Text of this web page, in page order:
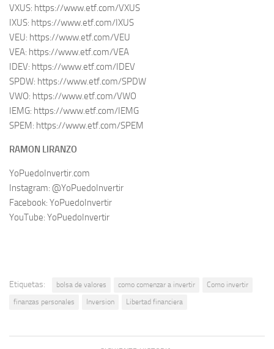
VXUS: https://www.etf.com/VXUS
IXUS: https://www.etf.com/IXUS
VEU: https://www.etf.com/VEU
VEA: https://www.etf.com/VEA
IDEV: https://www.etf.com/IDEV
SPDW: https://www.etf.com/SPDW
VWO: https://www.etf.com/VWO
IEMG: https://www.etf.com/IEMG
SPEM: https://www.etf.com/SPEM
RAMON LIRANZO
YoPuedoInvertir.com
Instagram: @YoPuedoInvertir
Facebook: YoPuedoInvertir
YouTube: YoPuedoInvertir
Etiquetas: bolsa de valores como comenzar a invertir
Como invertir
finanzas personales
Inversion Libertad financiera